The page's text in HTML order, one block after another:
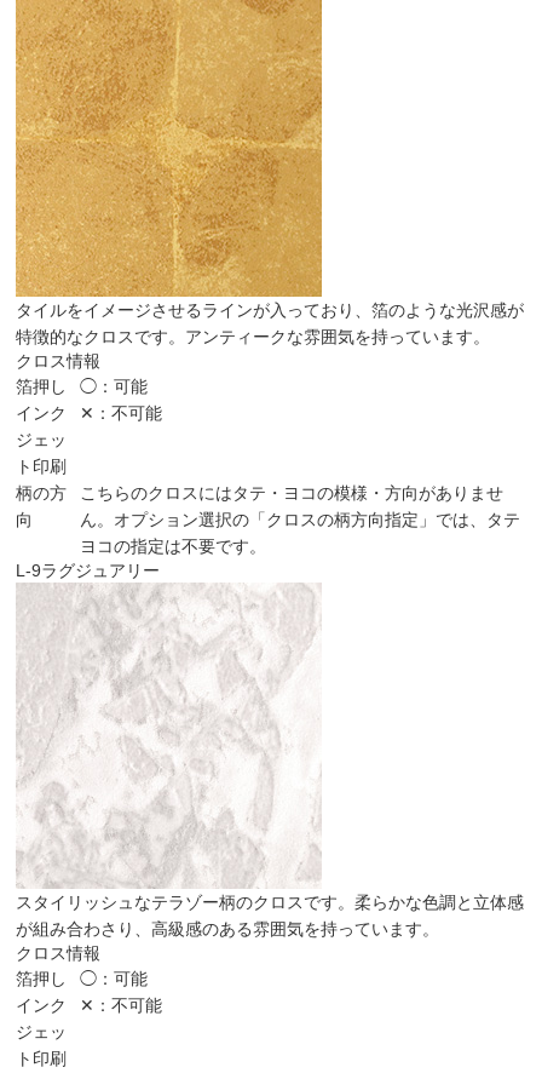
タイルをイメージさせるラインが入っており、箔のような光沢感が
特徴的なクロスです。アンティークな雰囲気を持っています。
クロス情報
箔押し
◯：可能
インク
ジェッ
ト印刷
✕：不可能
柄の方
向
こちらのクロスにはタテ・ヨコの模様・方向がありませ
ん。オプション選択の「クロスの柄方向指定」では、タテ
ヨコの指定は不要です。
L-9ラグジュアリー
スタイリッシュなテラゾー柄のクロスです。柔らかな色調と立体感
が組み合わさり、高級感のある雰囲気を持っています。
クロス情報
箔押し
◯：可能
インク
ジェッ
ト印刷
✕：不可能